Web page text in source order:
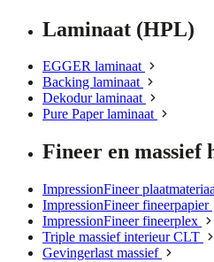
Laminaat (HPL)
EGGER laminaat
Backing laminaat
Dekodur laminaat
Pure Paper laminaat
Fineer en massief
ImpressionFineer
ImpressionFineer fineerpapier
ImpressionFineer fineerplex
Triple massief interieur CLT
Gevingerlast massief